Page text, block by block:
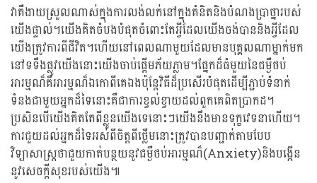
វាគឺងាយស្រួលណាស់ក្នុងការលង់លក់នៅក្នុងគំនិតនិងបំណងប្រាថ្នារបស់
យើងផ្ទាល់។យើងគិតចំបងបំផុតចំពោះតែអ្វីដែលយើងចង់បាននិងអ្វីដែល
យើងត្រូវការពីជីវិត។ហើយនៅពេលណាមួយដែលមានបុគ្គលណាម្នាក់មក
នៅទទឹងផ្លូវយើងនោះយើងចាប់ផ្តើមភ័យភ្លាម។ផ្នែកដ៏ធំមួយនៃជម្ងឺថប់
អារម្មណ៏គឺអារម្មណ៏ឯកោពីគេឯងប៉ុន្តែវិធីដ៏ប្រសើរបំផុតដើម្បីភ្ជាប់ទំនាក់
ទំនងជាមួយអ្នកដ៏ទៃនោះគឺជាការខ្វល់ខ្វាយដល់ពួកគេពិតប្រាកដ។
ប្រសិនបើយើងគិតតែពីខ្លួនយើងទេនោះៗយើងនឹងមានទុក្ខវេទនាហើយ។
ការជួយដល់អ្នកដ៏ទៃអស់ពីចិត្តពីថ្លើមនោះត្រូវបានបញ្ជាក់តាមបែប
វិទ្យាសាស្រ្តថាជួយកាត់បន្ថយនូវជម្ងឺថប់អារម្មណ៏(Anxiety)និងបង្កើន
នូវសេចក្តីសុខរបស់យើង៕